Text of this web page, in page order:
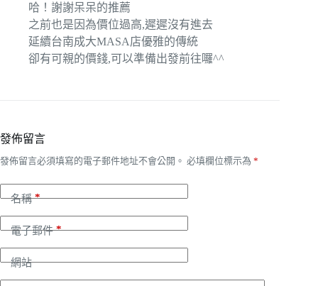
哈！謝謝呆呆的推薦
之前也是因為價位過高,遲遲沒有進去
延續台南成大MASA店優雅的傳統
卻有可親的價錢,可以準備出發前往囉^^
發佈留言
發佈留言必須填寫的電子郵件地址不會公開。 必填欄位標示為 *
名稱*
電子郵件*
網站